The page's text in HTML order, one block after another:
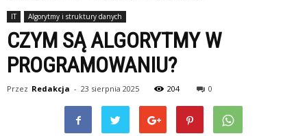
IT Algorytmy i struktury danych
CZYM SĄ ALGORYTMY W
PROGRAMOWANIU?
Przez Redakcja - 23 sierpnia 2025 204 0